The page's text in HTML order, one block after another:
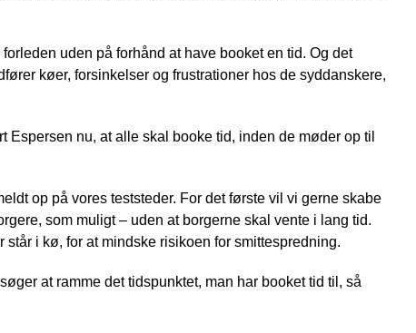
uden på forhånd at have booket en tid. Og det
køer, forsinkelser og frustrationer hos de syddanskere,
nu, at alle skal booke tid, inden de møder op til
op på vores teststeder. For det første vil vi gerne skabe
som muligt – uden at borgerne skal vente i lang tid.
i kø, for at mindske risikoen for smittespredning.
at ramme det tidspunktet, man har booket tid til, så